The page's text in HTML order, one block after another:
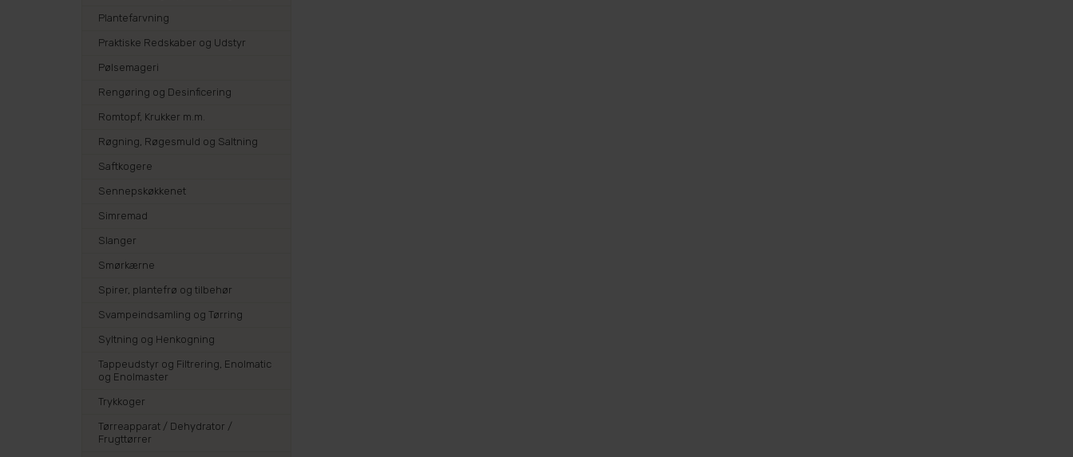
Plantefarvning
Praktiske Redskaber og Udstyr
Pølsemageri
Rengøring og Desinficering
Romtopf, Krukker m.m.
Røgning, Røgesmuld og Saltning
Saftkogere
Sennepskøkkenet
Simremad
Slanger
Smørkærne
Spirer, plantefrø og tilbehør
Svampeindsamling og Tørring
Syltning og Henkogning
Tappeudstyr og Filtrering, Enolmatic
og Enolmaster
Trykkoger
Tørreapparat / Dehydrator /
Frugttørrer